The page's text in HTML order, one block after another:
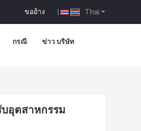
Thai
ขออ้าง |
กรณี ข่าว บริษัท
บอุตสาหกรรม